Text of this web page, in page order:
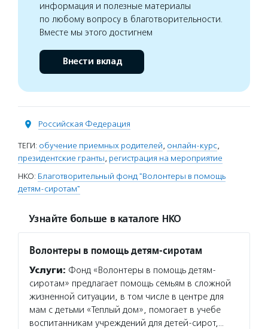
информация и полезные материалы
по любому вопросу в благотворительности.
Вместе мы этого достигнем
Внести вклад
Российская Федерация
ТЕГИ: обучение приемных родителей, онлайн-курс,
президентские гранты, регистрация на мероприятие
НКО: Благотворительный фонд "Волонтеры в помощь
детям-сиротам"
Узнайте больше в каталоге НКО
Волонтеры в помощь детям-сиротам
Услуги: Фонд «Волонтеры в помощь детям-
сиротам» предлагает помощь семьям в сложной
жизненной ситуации, в том числе в центре для
мам с детьми «Теплый дом», помогает в учебе
воспитанникам учреждений для детей-сирот,…